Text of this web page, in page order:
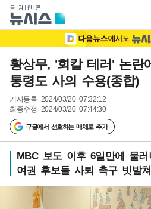
황상무, '회칼 테러' 논
통령도 사의 수용(종합)
기사등록 2024/03/20 07:32:12
최종수정 2024/03/20 07:44:30
구글에서 선호하는 매체로 추가
MBC 보도 이후 6일만에 물러
여권 후보들 사퇴 촉구 빗발쳐